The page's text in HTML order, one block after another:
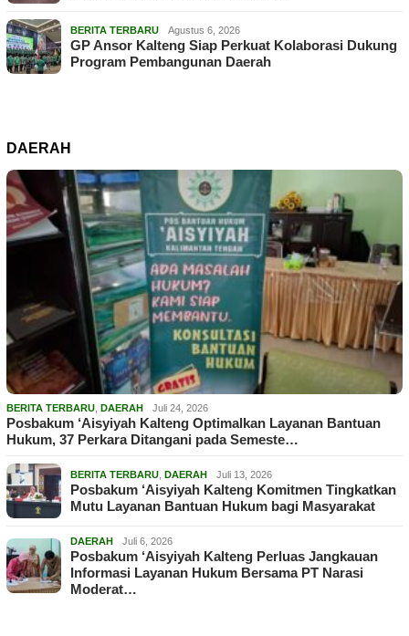
BERITA TERBARU Agustus 6, 2026
GP Ansor Kalteng Siap Perkuat Kolaborasi Dukung
Program Pembangunan Daerah
DAERAH
BERITA TERBARU DAERAH Juli 24, 2026
Posbakum ‘Aisyiyah Kalteng Optimalkan Layanan Bantuan
Hukum, 37 Perkara Ditangani pada Semeste…
BERITA TERBARU DAERAH Juli 13, 2026
Posbakum ‘Aisyiyah Kalteng Komitmen Tingkatkan
Mutu Layanan Bantuan Hukum bagi Masyarakat
DAERAH Juli 6, 2026
Posbakum ‘Aisyiyah Kalteng Perluas Jangkauan
Informasi Layanan Hukum Bersama PT Narasi
Moderat…